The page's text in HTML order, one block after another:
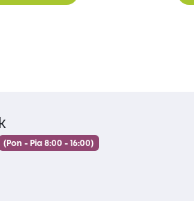
(Pon - Pia 8:00 - 16:00)